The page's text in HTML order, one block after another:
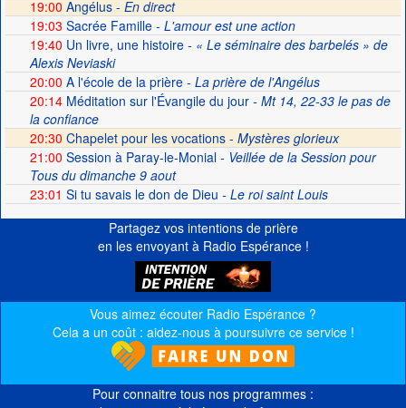
19:00 Angélus - En direct
19:03 Sacrée Famille- L'amour est une action
19:40 Un livre, une histoire- « Le séminaire des barbelés » de
Alexis Neviaski
20:00 A l'école de la prière- La prière de l'Angélus
20:14Méditation sur l'Évangile du jour- Mt 14, 22-33 le pas de
la confiance
20:30 Chapelet pour les vocations - Mystères glorieux
21:00 Session à Paray-le-Monial- Veillée de la Session pour
Tous du dimanche 9 aout
23:01 Si tu savais le don de Dieu - Le roi saint Louis
Partagez vos intentions de prière
en les envoyant à Radio Espérance !
Vous aimez écouter Radio Espérance ?
Cela a un coût : aidez-nous à poursuivre ce service !
Pour connaitre tous nos programmes :